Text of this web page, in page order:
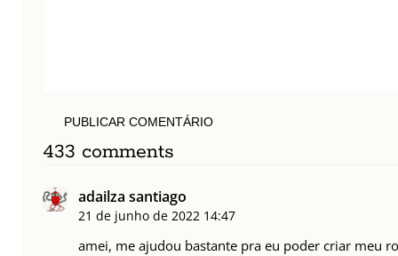
PUBLICAR COMENTÁRIO
433 comments
adailza santiago
21 de junho de 2022 14:47
amei, me ajudou bastante pra eu poder criar meu